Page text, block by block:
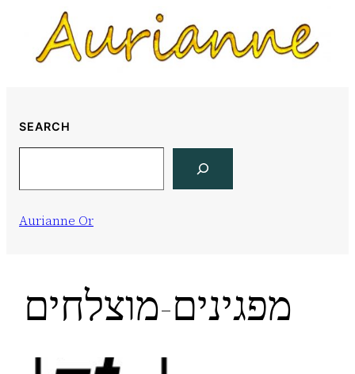
content
SEARCH
Aurianne Or
מפגינים-מוצלחים